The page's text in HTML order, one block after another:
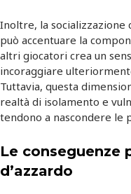
Inoltre, la socializzazione
può accentuare la
altri giocatori crea un
incoraggiare
Tuttavia, questa
realtà di isolamento e
tendono a nascondere
Le conseguenze
d’azzardo